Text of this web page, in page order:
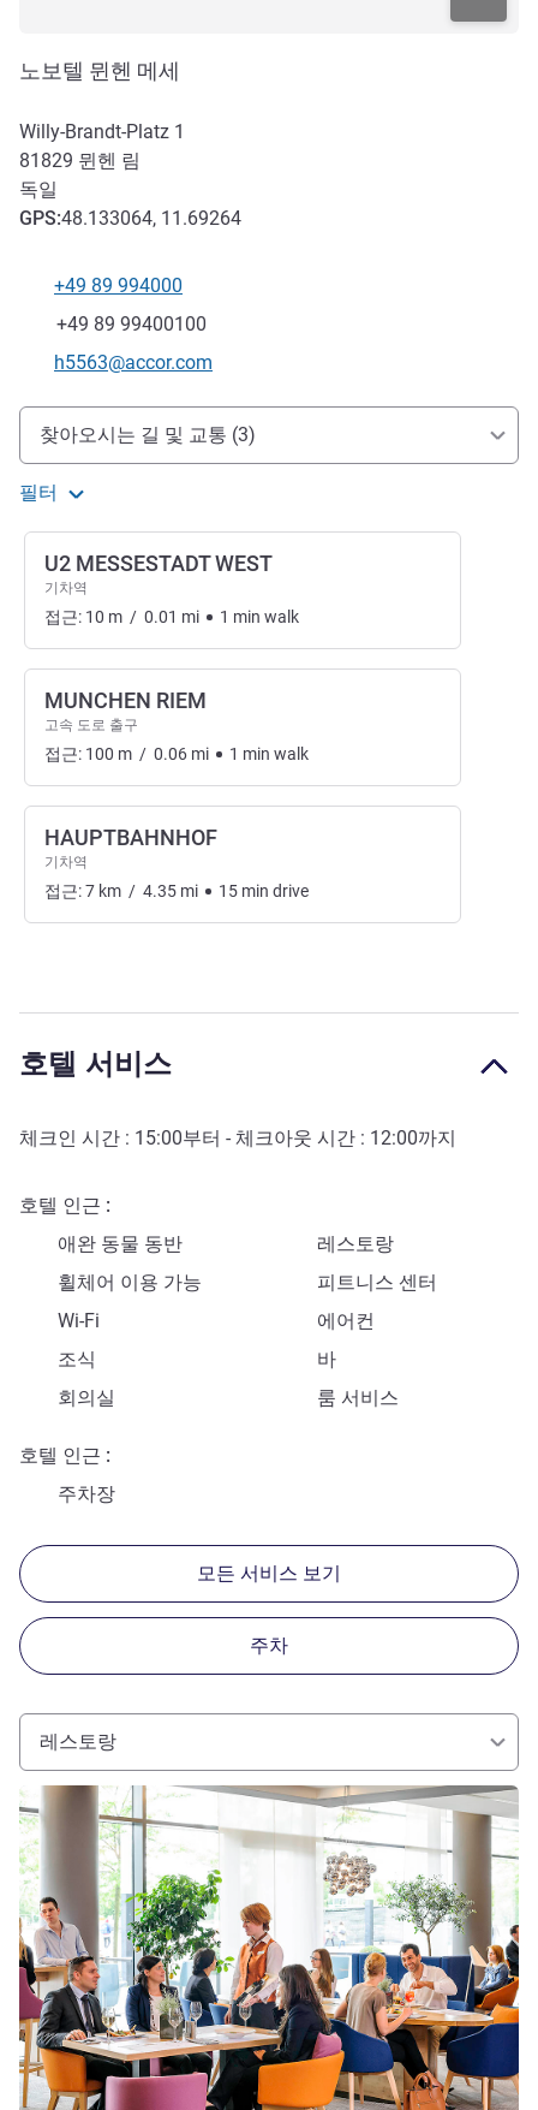
노보텔 뮌헨 메세
Willy-Brandt-Platz 1
81829 뮌헨 림
독일
GPS:48.133064, 11.69264
전화
+49 89 994000
팩스
+49 89 99400100
E-mail
h5563@accor.com
호텔 접근 및 교통
찾아오시는 길 및 교통 (3)
필터
U2 MESSESTADT WEST
기차역
접근: 10 m / 0.01 mi 1 min walk
MUNCHEN RIEM
고속 도로 출구
접근: 100 m / 0.06 mi 1 min walk
HAUPTBAHNHOF
기차역
접근:7 km / 4.35 mi 15 min drive
호텔 서비스
체크인 시간 : 15:00부터 - 체크아웃 시간 : 12:00까지
호텔 인근
애완 동물 동반
레스토랑
휠체어 이용 가능
피트니스 센터
Wi-Fi
에어컨
조식
바
회의실
룸 서비스
호텔 인근
주차장
모든 서비스 보기
주차
레스토랑
세부 정보 보기